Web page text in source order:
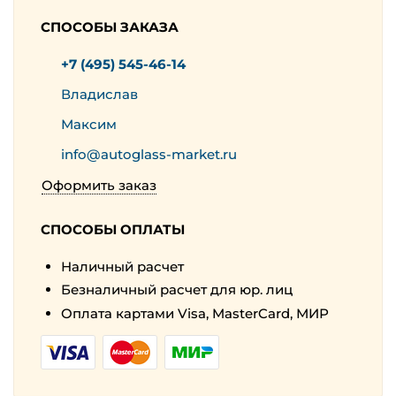
СПОСОБЫ ЗАКАЗА
+7 (495) 545-46-14
Владислав
Максим
info@autoglass-market.ru
Оформить заказ
СПОСОБЫ ОПЛАТЫ
Наличный расчет
Безналичный расчет для юр. лиц
Оплата картами Visa, MasterCard, МИР